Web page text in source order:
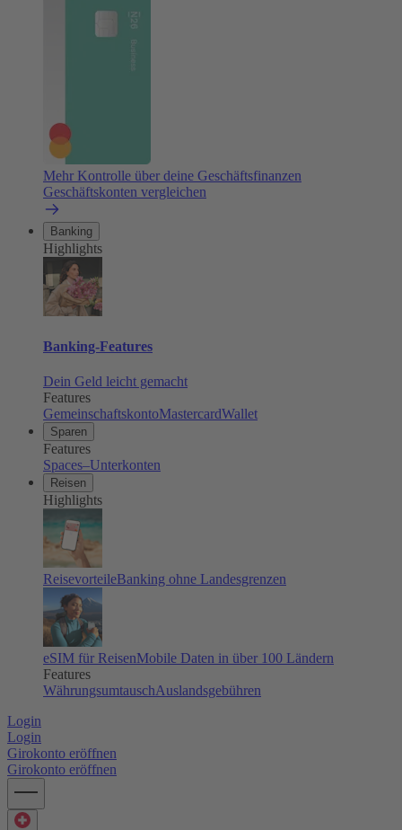
Mehr Kontrolle über deine Geschäftsfinanzen
Geschäftskonten vergleichen
Banking
Highlights
Banking-Features
Dein Geld leicht gemacht
Features
GemeinschaftskontoMastercardWallet
Sparen
Features
Spaces–Unterkonten
Reisen
Highlights
ReisevorteileBanking ohne Landesgrenzen
eSIM für ReisenMobile Daten in über 100 Ländern
Features
WährungsumtauschAuslandsgebühren
Login
Login
Girokonto eröffnen
Girokonto eröffnen